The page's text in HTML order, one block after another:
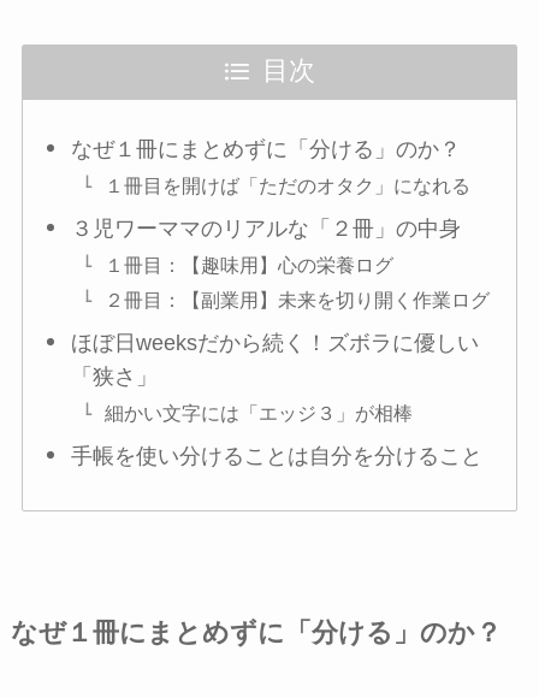
目次
なぜ１冊にまとめずに「分ける」のか？
１冊目を開けば「ただのオタク」になれる
３児ワーママのリアルな「２冊」の中身
１冊目：【趣味用】心の栄養ログ
２冊目：【副業用】未来を切り開く作業ログ
ほぼ日weeksだから続く！ズボラに優しい
「狭さ」
細かい文字には「エッジ３」が相棒
手帳を使い分けることは自分を分けること
なぜ１冊にまとめずに「分ける」のか？